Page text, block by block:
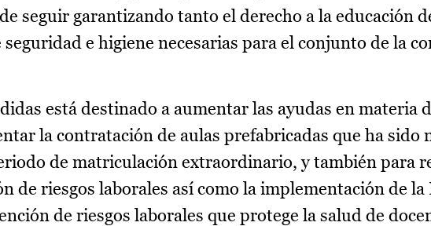
seguir garantizando tanto el derecho a la educación
seguridad e higiene necesarias para el conjunto de la
está destinado a aumentar las ayudas en materia
la contratación de aulas prefabricadas que ha sido
de matriculación extraordinario, y también para
de riesgos laborales así como la implementación de
de riesgos laborales que protege la salud de